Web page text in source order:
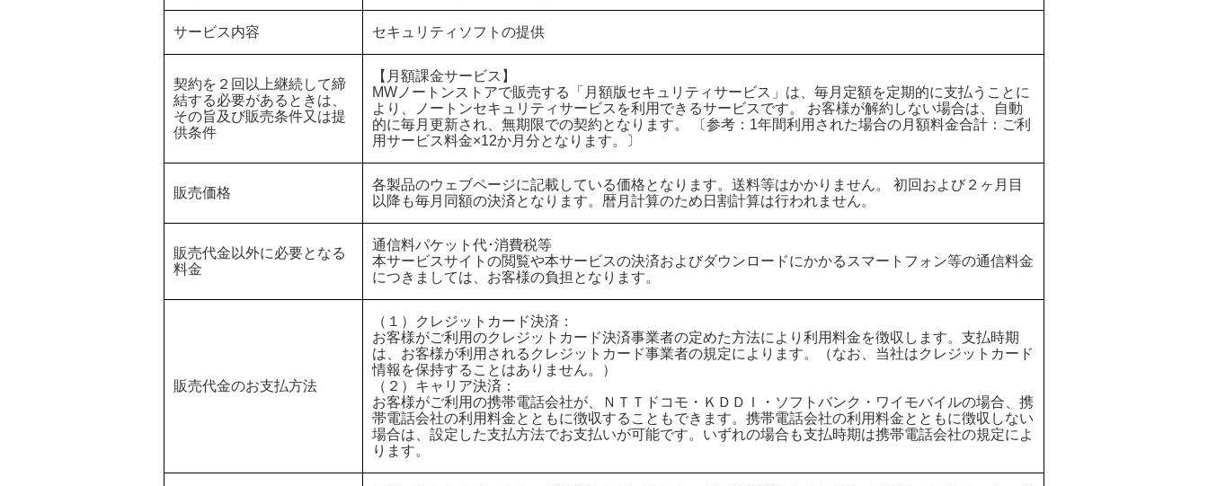
サービス内容 セキュリティソフトの提供
契約を２回以上継続して締
結する必要があるときは、
その旨及び販売条件又は提
供条件
【月額課金サービス】
MWノートンストアで販売する「月額版セキュリティサービス」は、毎月定額を定期的に支払うことに
より、ノートンセキュリティサービスを利用できるサービスです。 お客様が解約しない場合は、自動
的に毎月更新され、無期限での契約となります。 〔参考：1年間利用された場合の月額料金合計：ご利
用サービス料金×12か月分となります。〕
販売価格
各製品のウェブページに記載している価格となります。送料等はかかりません。 初回および２ヶ月目
以降も毎月同額の決済となります。暦月計算のため日割計算は行われません。
販売代金以外に必要となる
料金
通信料パケット代･消費税等
本サービスサイトの閲覧や本サービスの決済およびダウンロードにかかるスマートフォン等の通信料金
につきましては、お客様の負担となります。
販売代金のお支払方法
（１）クレジットカード決済：
お客様がご利用のクレジットカード決済事業者の定めた方法により利用料金を徴収します。支払時期
は、お客様が利用されるクレジットカード事業者の規定によります。（なお、当社はクレジットカード
情報を保持することはありません。）
（２）キャリア決済：
お客様がご利用の携帯電話会社が、ＮＴＴドコモ・ＫＤＤＩ・ソフトバンク・ワイモバイルの場合、携
帯電話会社の利用料金とともに徴収することもできます。携帯電話会社の利用料金とともに徴収しない
場合は、設定した支払方法でお支払いが可能です。いずれの場合も支払時期は携帯電話会社の規定によ
ります。